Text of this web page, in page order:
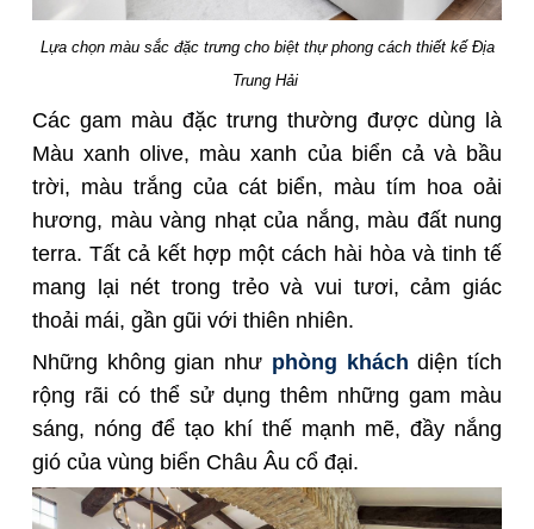
Lựa chọn màu sắc đặc trưng cho biệt thự phong cách thiết kế Địa
Trung Hải
Các gam màu đặc trưng thường được dùng là
Màu xanh olive, màu xanh của biển cả và bầu
trời, màu trắng của cát biển, màu tím hoa oải
hương, màu vàng nhạt của nắng, màu đất nung
terra. Tất cả kết hợp một cách hài hòa và tinh tế
mang lại nét trong trẻo và vui tươi, cảm giác
thoải mái, gần gũi với thiên nhiên.
Những không gian như phòng khách diện tích
rộng rãi có thể sử dụng thêm những gam màu
sáng, nóng để tạo khí thế mạnh mẽ, đầy nắng
gió của vùng biển Châu Âu cổ đại.